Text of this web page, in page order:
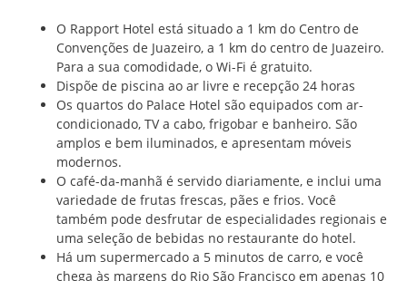
O Rapport Hotel está situado a 1 km do Centro de
Convenções de Juazeiro, a 1 km do centro de Juazeiro.
Para a sua comodidade, o Wi-Fi é gratuito.
Dispõe de piscina ao ar livre e recepção 24 horas
Os quartos do Palace Hotel são equipados com ar-
condicionado, TV a cabo, frigobar e banheiro. São
amplos e bem iluminados, e apresentam móveis
modernos.
O café-da-manhã é servido diariamente, e inclui uma
variedade de frutas frescas, pães e frios. Você
também pode desfrutar de especialidades regionais e
uma seleção de bebidas no restaurante do hotel.
Há um supermercado a 5 minutos de carro, e você
chega às margens do Rio São Francisco em apenas 10